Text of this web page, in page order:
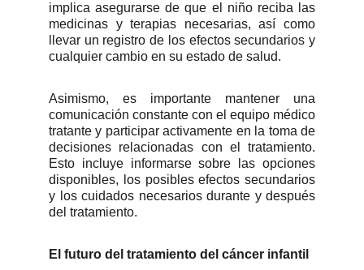
implica asegurarse de que el niño reciba las
medicinas y terapias necesarias, así como
llevar un registro de los efectos secundarios y
cualquier cambio en su estado de salud.
Asimismo, es importante mantener una
comunicación constante con el equipo médico
tratante y participar activamente en la toma de
decisiones relacionadas con el tratamiento.
Esto incluye informarse sobre las opciones
disponibles, los posibles efectos secundarios
y los cuidados necesarios durante y después
del tratamiento.
El futuro del tratamiento del cáncer infantil